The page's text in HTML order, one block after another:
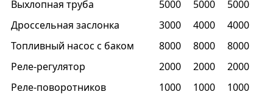
Выхлопная труба
5000 5000
5000
Дроссельная заслонка
3000 4000
4000
Топливный насос с баком
8000 8000
8000
Реле-регулятор
2000 2000
2000
Реле-поворотников
1000 1000
1000